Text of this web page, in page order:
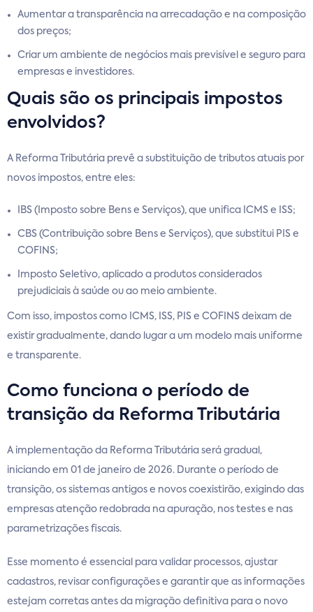
Aumentar a transparência na arrecadação e na composição
dos preços;
Criar um ambiente de negócios mais previsível e seguro para
empresas e investidores.
Quais são os principais impostos
envolvidos?
A Reforma Tributária prevê a substituição de tributos atuais por
novos impostos, entre eles:
IBS (Imposto sobre Bens e Serviços), que unifica ICMS e ISS;
CBS (Contribuição sobre Bens e Serviços), que substitui PIS e
COFINS;
Imposto Seletivo, aplicado a produtos considerados
prejudiciais à saúde ou ao meio ambiente.
Com isso, impostos como ICMS, ISS, PIS e COFINS deixam de
existir gradualmente, dando lugar a um modelo mais uniforme
e transparente.
Como funciona o período de
transição da Reforma Tributária
A implementação da Reforma Tributária será gradual,
iniciando em 01 de janeiro de 2026. Durante o período de
transição, os sistemas antigos e novos coexistirão, exigindo das
empresas atenção redobrada na apuração, nos testes e nas
parametrizações fiscais.
Esse momento é essencial para validar processos, ajustar
cadastros, revisar configurações e garantir que as informações
estejam corretas antes da migração definitiva para o novo